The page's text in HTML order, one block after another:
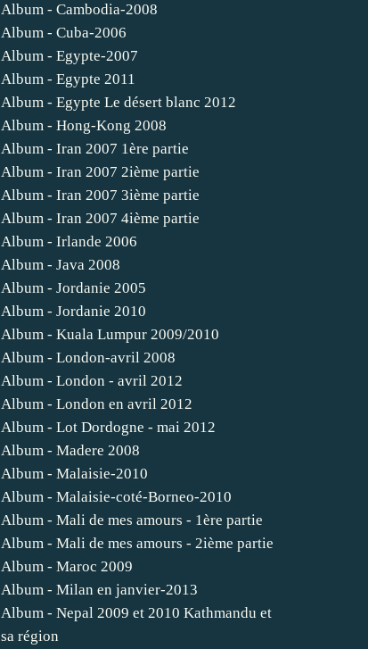
Album - Cambodia-2008
Album - Cuba-2006
Album - Egypte-2007
Album - Egypte 2011
Album - Egypte Le désert blanc 2012
Album - Hong-Kong 2008
Album - Iran 2007 1ère partie
Album - Iran 2007 2ième partie
Album - Iran 2007 3ième partie
Album - Iran 2007 4ième partie
Album - Irlande 2006
Album - Java 2008
Album - Jordanie 2005
Album - Jordanie 2010
Album - Kuala Lumpur 2009/2010
Album - London-avril 2008
Album - London - avril 2012
Album - London en avril 2012
Album - Lot Dordogne - mai 2012
Album - Madere 2008
Album - Malaisie-2010
Album - Malaisie-coté-Borneo-2010
Album - Mali de mes amours - 1ère partie
Album - Mali de mes amours - 2ième partie
Album - Maroc 2009
Album - Milan en janvier-2013
Album - Nepal 2009 et 2010 Kathmandu et
sa région